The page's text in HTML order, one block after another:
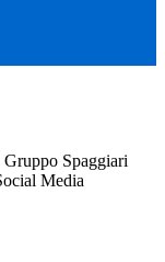
Spaggiari
Media